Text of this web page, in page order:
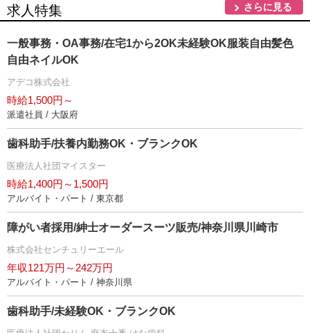
求人特集 さらに見る
一般事務・OA事務/在宅1から2OK未経験OK服装自由髪色
自由ネイルOK
アデコ株式会社
時給1,500円～
派遣社員 / 大阪府
歯科助手/扶養内勤務OK・ブランクOK
医療法人社団マイスター
時給1,400円～1,500円
アルバイト・パート / 東京都
障がい者採用/紳士オーダースーツ販売/神奈川県川崎市
株式会社センチュリーエール
年収121万円～242万円
アルバイト・パート / 神奈川県
歯科助手/未経験OK・ブランクOK